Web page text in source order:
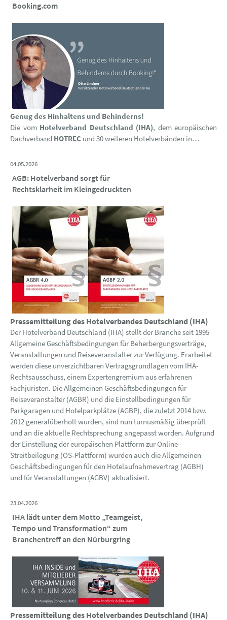
Booking.com
Genug des Hinhaltens und Behinderns!
Die vom Hotelverband Deutschland (IHA), dem europäischen
Dachverband HOTREC und 30 weiteren Hotelverbänden in…
04.05.2026
AGB: Hotelverband sorgt für
Rechtsklarheit im Kleingedruckten
Pressemitteilung des Hotelverbandes Deutschland (IHA)
Der Hotelverband Deutschland (IHA) stellt der Branche seit 1995
Allgemeine Geschäftsbedingungen für Beherbergungsverträge,
Veranstaltungen und Reiseveranstalter zur Verfügung. Erarbeitet
werden diese unverzichtbaren Vertragsgrundlagen vom IHA-
Rechtsausschuss, einem Expertengremium aus erfahrenen
Fachjuristen. Die Allgemeinen Geschäftsbedingungen für
Reiseveranstalter (AGBR) und die Einstellbedingungen für
Parkgaragen und Hotelparkplätze (AGBP), die zuletzt 2014 bzw.
2012 generalüberholt wurden, sind nun turnusmäßig überprüft
und an die aktuelle Rechtsprechung angepasst worden. Aufgrund
der Einstellung der europäischen Plattform zur Online-
Streitbeilegung (OS-Plattform) wurden auch die Allgemeinen
Geschäftsbedingungen für den Hotelaufnahmevertrag (AGBH)
und für Veranstaltungen (AGBV) aktualisiert.
23.04.2026
IHA lädt unter dem Motto „Teamgeist,
Tempo und Transformation“ zum
Branchentreff an den Nürburgring
Pressemitteilung des Hotelverbandes Deutschland (IHA)